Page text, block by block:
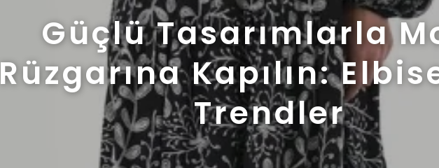
Güçlü Tasarımlarla
Rüzgarına Kapılın:
Trendler